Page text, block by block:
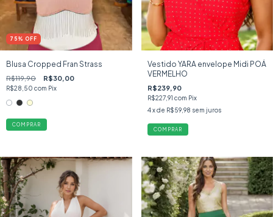
75 % OFF
Blusa Cropped Fran Strass
R$119,90 R$30,00
R$28,50 com Pix
COMPRAR
Vestido YARA envelope Midi POÁ
VERMELHO
R$239,90
R$227,91 com Pix
4 x de R$59,98 sem juros
COMPRAR